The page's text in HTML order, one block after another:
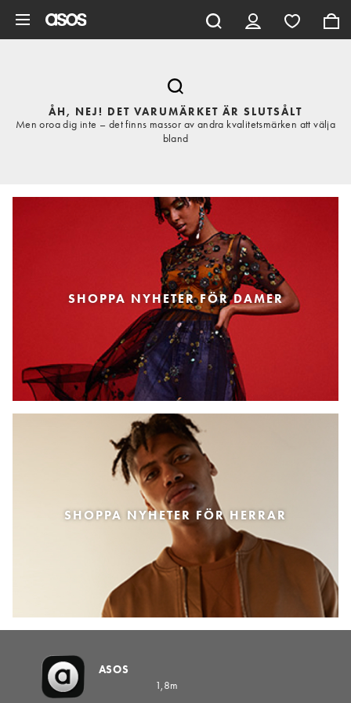
ÅH, NEJ! DET VARUMÄRKET ÄR SLUTSÅLT
Men oroa dig inte – det finns massor av andra kvalitetsmärken att välja
bland
SHOPPA NYHETER FÖR DAMER
SHOPPA NYHETER FÖR HERRAR
ASOS
1,8m